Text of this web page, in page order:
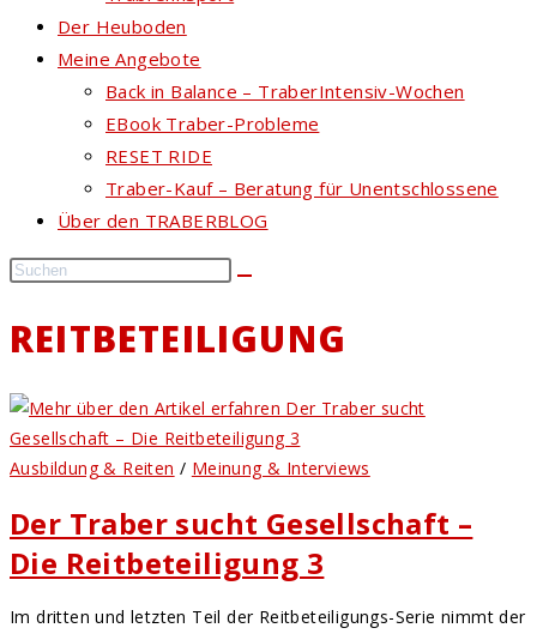
Der Heuboden
Meine Angebote
Back in Balance – TraberIntensiv-Wochen
EBook Traber-Probleme
RESET RIDE
Traber-Kauf – Beratung für Unentschlossene
Über den TRABERBLOG
REITBETEILIGUNG
Ausbildung & Reiten / Meinung & Interviews
Der Traber sucht Gesellschaft –
Die Reitbeteiligung 3
Im dritten und letzten Teil der Reitbeteiligungs-Serie nimmt der